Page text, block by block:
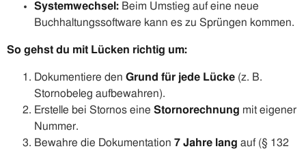
Systemwechsel: Beim Umstieg auf eine neue
Buchhaltungssoftware kann es zu Sprüngen kommen.
So gehst du mit Lücken richtig um:
Dokumentiere den Grund für jede Lücke (z. B.
Stornobeleg aufbewahren).
Erstelle bei Stornos eine Stornorechnung mit eigener
Nummer.
Bewahre die Dokumentation 7 Jahre lang auf (§ 132